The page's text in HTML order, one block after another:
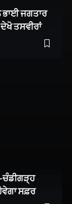
ਭਾਈ ਜਗਤਾਰ
ਦੇਖੋ ਤਸਵੀਰਾਂ
ਚੰਡੀਗੜ੍ਹ
ਸਫ਼ਰ